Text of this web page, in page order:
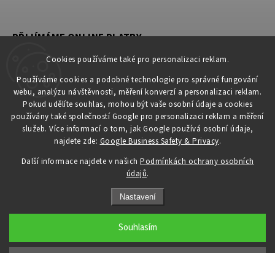
Cookies používáme také pro personalizaci reklam.
Používáme cookies a podobné technologie pro správné fungování
webu, analýzu návštěvnosti, měření konverzí a personalizaci reklam.
Pokud udělíte souhlas, mohou být vaše osobní údaje a cookies
používány také společností Google pro personalizaci reklam a měření
služeb. Více informací o tom, jak Google používá osobní údaje,
najdete zde: Google Business Safety & Privacy.
Další informace najdete v našich Podmínkách ochrany osobních
údajů.
Nastavení
Souhlasím
PŘIJÍMÁME ONLINE PLATBY
KONTAKT
obchod @petromila.cz
+420704433780 ► při nedostupnosti využijte email
Upravit nastavení cookies